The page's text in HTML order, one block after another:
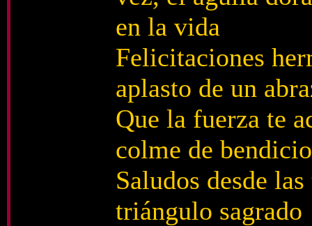
en la vida
Felicitaciones
aplasto de un
Que la fuerza te
colme de
Saludos desde
triángulo sagrado